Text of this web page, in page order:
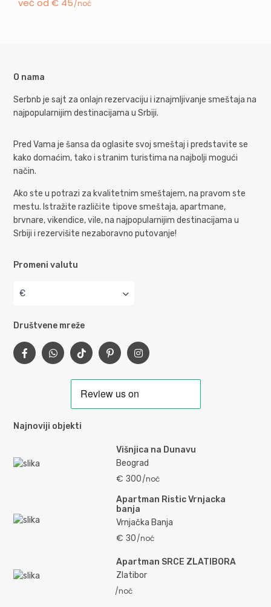
već od € 45/noć
O nama
Serbnb je sajt za onlajn rezervaciju i iznajmljivanje smeštaja na
najpopularnijim destinacijama u Srbiji.
Pred Vama je šansa da oglasite svoj smeštaj i predstavite se
kako domaćim, tako i stranim turistima na najbolji mogući
način.
Ako ste u potrazi za kvalitetnim smeštajem, na pravom ste
mestu. Istražite različite tipove smeštaja, apartmane,
brvnare, vikendice, vile, na najpopularnijim destinacijama u
Srbiji i rezervišite nezaboravno putovanje!
Promeni valutu
€
Društvene mreže
Najnoviji objekti
Višnjica na Dunavu
Beograd
€ 300/noć
Apartman Ristic Vrnjacka
banja
Vrnjačka Banja
€ 30/noć
Apartman SRCE ZLATIBORA
Zlatibor
/noć